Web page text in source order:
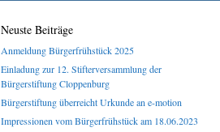
Neuste Beiträge
Anmeldung Bürgerfrühstück 2025
Einladung zur 12. Stifterversammlung der
Bürgerstiftung Cloppenburg
Bürgerstiftung überreicht Urkunde an e-motion
Impressionen vom Bürgerfrühstück am 18.06.2023